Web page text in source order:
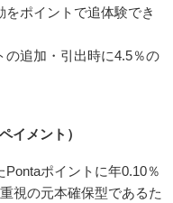
ポイントで追体験でき
の追加・引出時に4.5％の
イメント）
ポイントに年0.10％
視の元本確保型であるた